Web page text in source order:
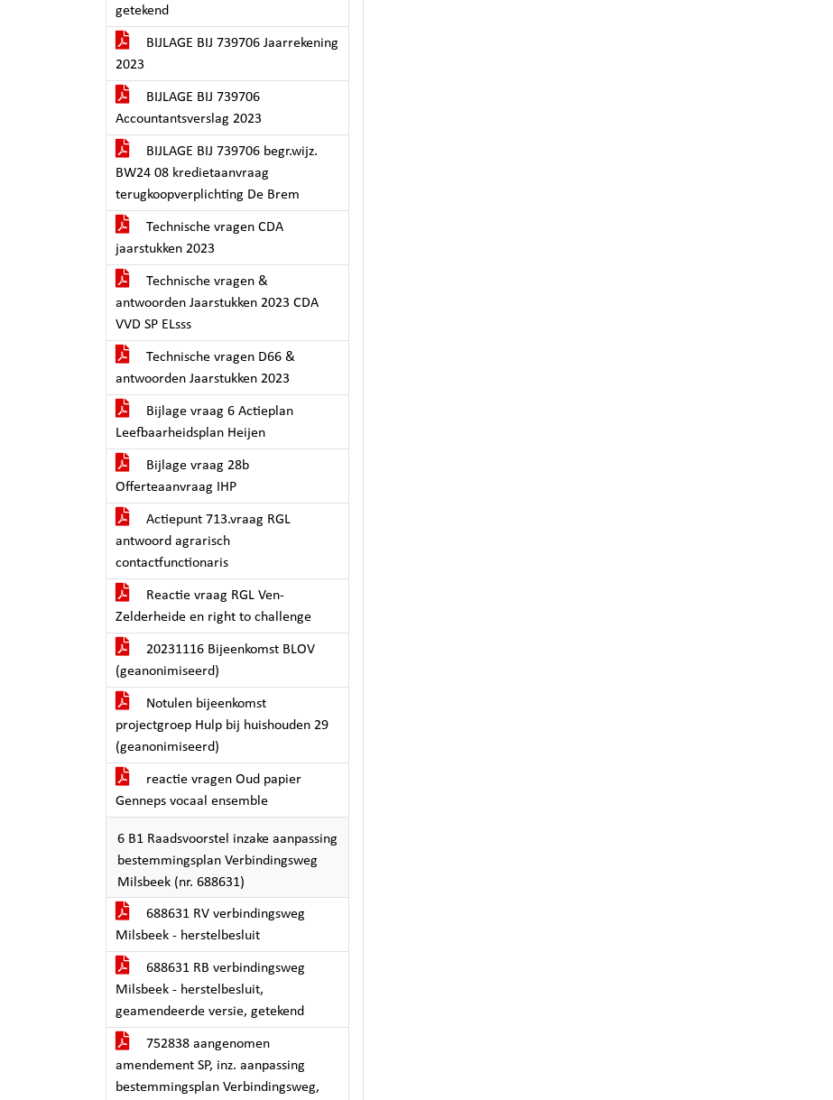
getekend
BIJLAGE BIJ 739706 Jaarrekening
2023
BIJLAGE BIJ 739706
Accountantsverslag 2023
BIJLAGE BIJ 739706 begr.wijz.
BW24 08 kredietaanvraag
terugkoopverplichting De Brem
Technische vragen CDA
jaarstukken 2023
Technische vragen &
antwoorden Jaarstukken 2023 CDA
VVD SP ELsss
Technische vragen D66 &
antwoorden Jaarstukken 2023
Bijlage vraag 6 Actieplan
Leefbaarheidsplan Heijen
Bijlage vraag 28b
Offerteaanvraag IHP
Actiepunt 713.vraag RGL
antwoord agrarisch
contactfunctionaris
Reactie vraag RGL Ven-
Zelderheide en right to challenge
20231116 Bijeenkomst BLOV
(geanonimiseerd)
Notulen bijeenkomst
projectgroep Hulp bij huishouden 29
(geanonimiseerd)
reactie vragen Oud papier
Genneps vocaal ensemble
6 B1 Raadsvoorstel inzake aanpassing
bestemmingsplan Verbindingsweg
Milsbeek (nr. 688631)
688631 RV verbindingsweg
Milsbeek - herstelbesluit
688631 RB verbindingsweg
Milsbeek - herstelbesluit,
geamendeerde versie, getekend
752838 aangenomen
amendement SP, inz. aanpassing
bestemmingsplan Verbindingsweg,